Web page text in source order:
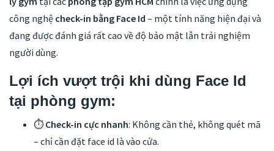
công nghệ check-in bằng Face Id – một tính năng hiện đại và
đang được đánh giá rất cao về độ bảo mật lẫn trải nghiệm
người dùng.
Lợi ích vượt trội khi dùng Face Id
tại phòng gym:
⏱ Check-in cực nhanh: Không cần thẻ, không quét mã
– chỉ cần đặt face id là vào cửa.